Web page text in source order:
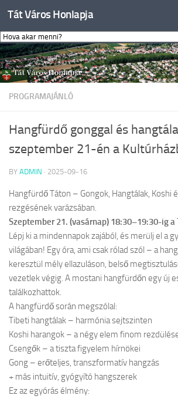
Skip to content
Tát Város Honlapja
PROGRAMAJÁNLÓ
Hangfürdő gonggal és
szeptember 21-én a
BY ADMIN · 2025-09-16
Hangfürdő Táton – Gongok, Hangtálak, Koshi
rezgésének varázsában.
Szeptember 21. (vasárnap) 18:30–19:30-ig
Lépj ki a mindennapok zajából, és merülj el a
világában! Egy óra, ami csak rólad szól – a
keresztül mély ellazuláson, belső
vezetlek végig. A mostani hangfürdőn egy új
találkozhattok.
A hangfürdő során megszólal:
Tibeti hangtálak – harmónia sejtszinten
Koshi harangok – a négy elem finom
Csengők – a tiszta figyelem hírnökei
Gong – erőteljes, transzformatív hangzás
+ más intuitív, gyógyító hangszerek
Ez az egyórás élmény: